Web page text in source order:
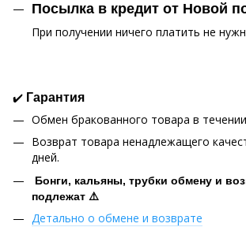
Посылка в кредит от Новой
При получении ничего платить не
✔️ Гарантия
Обмен бракованного товара в
Возврат товара ненадлежащего
дней.
Бонги, кальяны, трубки обмену и
подлежат ⚠️
Детально о обмене и возврате